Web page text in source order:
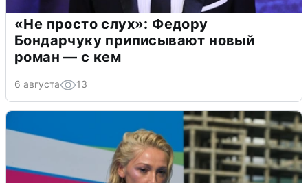
«Не просто слух»: Федору
Бондарчуку приписывают новый
роман — с кем
6 августа 13